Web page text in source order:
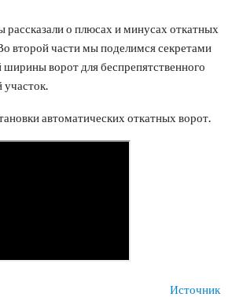
рассказали о плюсах и минусах откатных
второй части мы поделимся секретами
ворот для беспрепятственного
участок.
автоматических откатных ворот.
Источник